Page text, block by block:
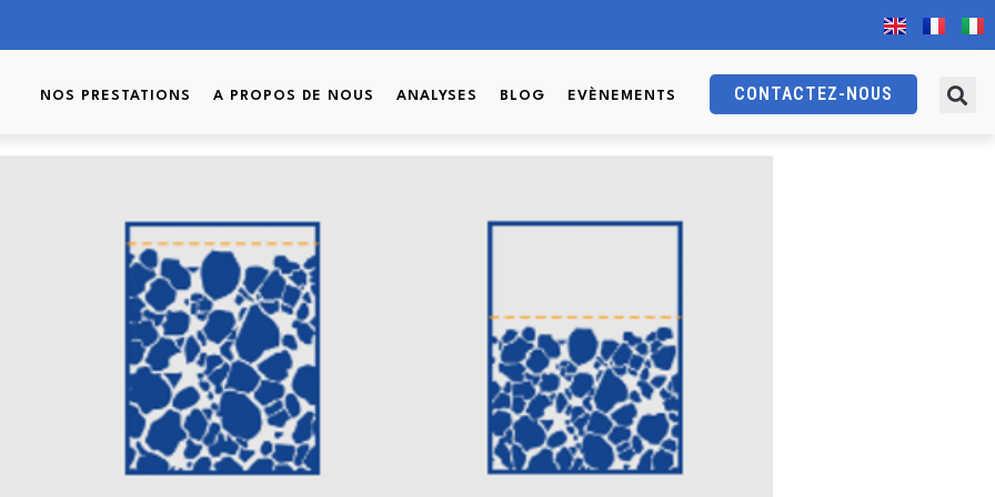
NOS PRESTATIONS A PROPOS DE NOUS ANALYSES BLOG EVÈNEMENTS CONTACTEZ-NOUS
la densité d’un solide ?!